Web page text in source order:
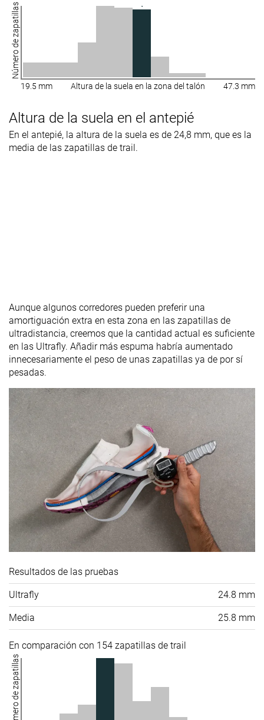
Número de zapatillas
19.5 mm Altura de la suela en la zona del talón 47.3 mm
Altura de la suela en el antepié
En el antepié, la altura de la suela es de 24,8 mm, que es la
media de las zapatillas de trail.
Aunque algunos corredores pueden preferir una
amortiguación extra en esta zona en las zapatillas de
ultradistancia, creemos que la cantidad actual es suficiente
en las Ultrafly. Añadir más espuma habría aumentado
innecesariamente el peso de unas zapatillas ya de por sí
pesadas.
Resultados de las pruebas
Ultrafly 24.8 mm
Media 25.8 mm
En comparación con 154 zapatillas de trail
Número de zapatillas